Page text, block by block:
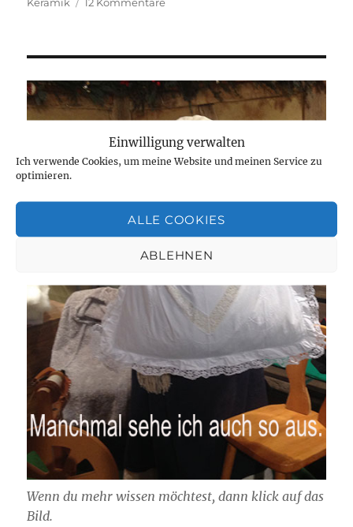
Einwilligung verwalten
Ich verwende Cookies, um meine Website und meinen Service zu
optimieren.
ALLE COOKIES
ABLEHNEN
Wenn du mehr wissen möchtest, dann klick auf das
Bild.